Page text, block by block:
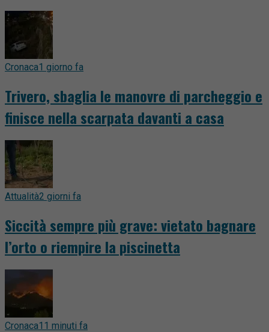
Cronaca1 giorno fa
Trivero, sbaglia le manovre di parcheggio e
finisce nella scarpata davanti a casa
Attualità2 giorni fa
Siccità sempre più grave: vietato bagnare
l’orto o riempire la piscinetta
Cronaca11 minuti fa